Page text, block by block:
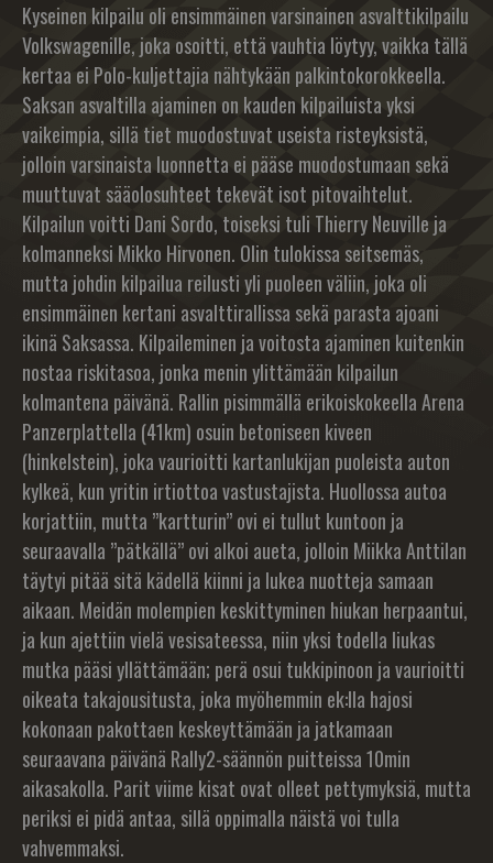
Kyseinen kilpailu oli ensimmäinen varsinainen asvalttikilpailu
Volkswagenille, joka osoitti, että vauhtia löytyy, vaikka tällä
kertaa ei Polo-kuljettajia nähtykään palkintokorokkeella.
Saksan asvaltilla ajaminen on kauden kilpailuista yksi
vaikeimpia, sillä tiet muodostuvat useista risteyksistä,
jolloin varsinaista luonnetta ei pääse muodostumaan sekä
muuttuvat sääolosuhteet tekevät isot pitovaihtelut.
Kilpailun voitti Dani Sordo, toiseksi tuli Thierry Neuville ja
kolmanneksi Mikko Hirvonen. Olin tulokissa seitsemäs,
mutta johdin kilpailua reilusti yli puoleen väliin, joka oli
ensimmäinen kertani asvalttirallissa sekä parasta ajoani
ikinä Saksassa. Kilpaileminen ja voitosta ajaminen kuitenkin
nostaa riskitasoa, jonka menin ylittämään kilpailun
kolmantena päivänä. Rallin pisimmällä erikoiskokeella Arena
Panzerplattella (41km) osuin betoniseen kiveen
(hinkelstein), joka vaurioitti kartanlukijan puoleista auton
kylkeä, kun yritin irtiottoa vastustajista. Huollossa autoa
korjattiin, mutta ”kartturin” ovi ei tullut kuntoon ja
seuraavalla ”pätkällä” ovi alkoi aueta, jolloin Miikka Anttilan
täytyi pitää sitä kädellä kiinni ja lukea nuotteja samaan
aikaan. Meidän molempien keskittyminen hiukan herpaantui,
ja kun ajettiin vielä vesisateessa, niin yksi todella liukas
mutka pääsi yllättämään; perä osui tukkipinoon ja vaurioitti
oikeata takajousitusta, joka myöhemmin ek:lla hajosi
kokonaan pakottaen keskeyttämään ja jatkamaan
seuraavana päivänä Rally2-säännön puitteissa 10min
aikasakolla. Parit viime kisat ovat olleet pettymyksiä, mutta
periksi ei pidä antaa, sillä oppimalla näistä voi tulla
vahvemmaksi.